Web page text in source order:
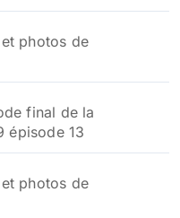
photos de
final de la
épisode 13
photos de